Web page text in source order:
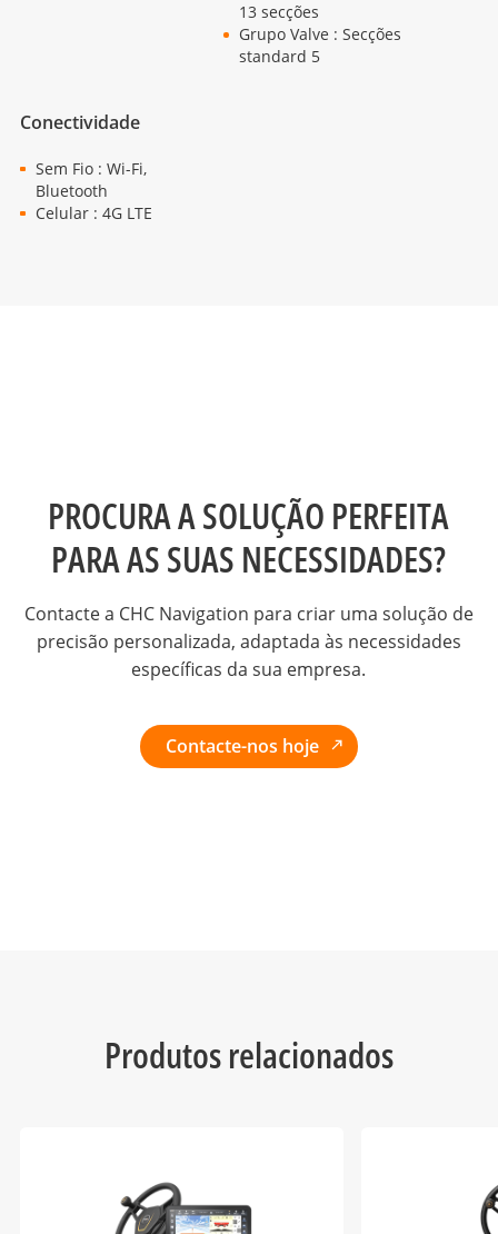
13 secções
Grupo Valve : Secções
standard 5
Conectividade
Sem Fio : Wi-Fi,
Bluetooth
Celular : 4G LTE
PROCURA A SOLUÇÃO PERFEITA
PARA AS SUAS NECESSIDADES?
Contacte a CHC Navigation para criar uma solução de
precisão personalizada, adaptada às necessidades
específicas da sua empresa.
Contacte-nos hoje
Produtos relacionados